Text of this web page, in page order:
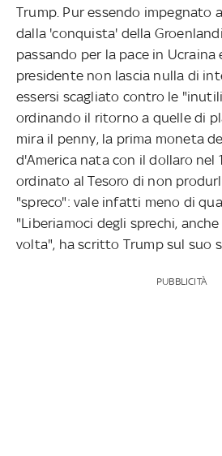
Trump. Pur essendo impegnato
dalla 'conquista' della
passando per la pace in Ucraina
presidente non lascia nulla di
essersi scagliato contro le
ordinando il ritorno a quelle di
mira il penny, la prima moneta
d'America nata con il dollaro nel
ordinato al Tesoro di non
"spreco": vale infatti meno di
"Liberiamoci degli sprechi,
volta", ha scritto Trump sul suo
PUBBLICITÀ